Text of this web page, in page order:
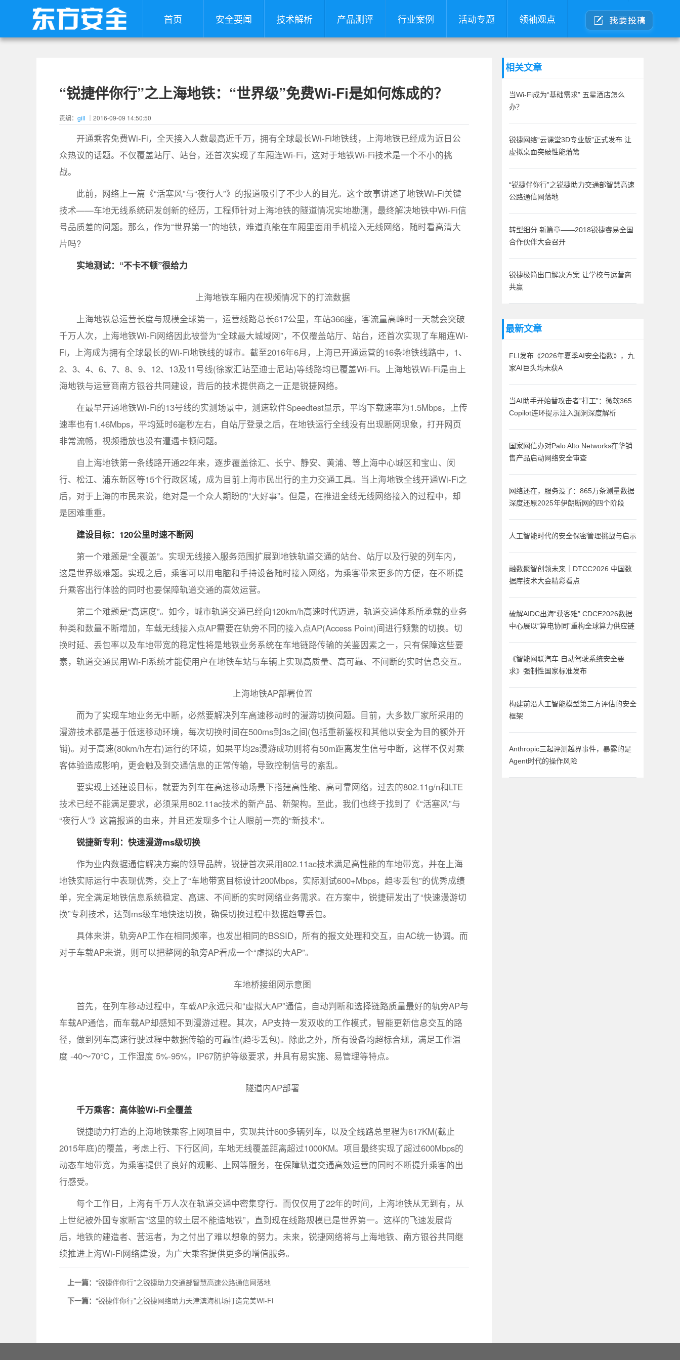
首页 安全要闻 技术解析 产品测评 行业案例 活动专题 领袖观点
“锐捷伴你行”之上海地铁：“世界级”免费Wi-Fi是如何炼成的？
责编： gill ｜2016-09-09 14:50:50
开通乘客免费Wi-Fi，全天接入人数最高近千万，拥有全球最长Wi-Fi地铁线，上海地铁已经成为近日公
众热议的话题。不仅覆盖站厅、站台，还首次实现了车厢连Wi-Fi，这对于地铁Wi-Fi技术是一个不小的挑
战。
此前，网络上一篇《“活塞风”与“夜行人”》的报道吸引了不少人的目光。这个故事讲述了地铁Wi-Fi关键
技术——车地无线系统研发创新的经历，工程师针对上海地铁的隧道情况实地勘测，最终解决地铁中Wi-Fi信
号品质差的问题。那么，作为“世界第一”的地铁，难道真能在车厢里面用手机接入无线网络，随时看高清大
片吗?
实地测试：“不卡不顿”很给力
上海地铁车厢内在视频情况下的打流数据
上海地铁总运营长度与规模全球第一，运营线路总长617公里，车站366座，客流量高峰时一天就会突破
千万人次，上海地铁Wi-Fi网络因此被誉为“全球最大城域网”，不仅覆盖站厅、站台，还首次实现了车厢连Wi-
Fi，上海成为拥有全球最长的Wi-Fi地铁线的城市。截至2016年6月，上海已开通运营的16条地铁线路中，1、
2、3、4、6、7、8、9、12、13及11号线(徐家汇站至迪士尼站)等线路均已覆盖Wi-Fi。上海地铁Wi-Fi是由上
海地铁与运营商南方银谷共同建设，背后的技术提供商之一正是锐捷网络。
在最早开通地铁Wi-Fi的13号线的实测场景中，测速软件Speedtest显示，平均下载速率为1.5Mbps，上传
速率也有1.46Mbps，平均延时6毫秒左右，自站厅登录之后，在地铁运行全线没有出现断网现象，打开网页
非常流畅，视频播放也没有遭遇卡顿问题。
自上海地铁第一条线路开通22年来，逐步覆盖徐汇、长宁、静安、黄浦、等上海中心城区和宝山、闵
行、松江、浦东新区等15个行政区域，成为目前上海市民出行的主力交通工具。当上海地铁全线开通Wi-Fi之
后，对于上海的市民来说，绝对是一个众人期盼的“大好事”。但是，在推进全线无线网络接入的过程中，却
是困难重重。
建设目标：120公里时速不断网
第一个难题是“全覆盖”。实现无线接入服务范围扩展到地铁轨道交通的站台、站厅以及行驶的列车内，
这是世界级难题。实现之后，乘客可以用电脑和手持设备随时接入网络，为乘客带来更多的方便，在不断提
升乘客出行体验的同时也要保障轨道交通的高效运营。
第二个难题是“高速度”。如今，城市轨道交通已经向120km/h高速时代迈进，轨道交通体系所承载的业务
种类和数量不断增加，车载无线接入点AP需要在轨旁不同的接入点AP(Access Point)间进行频繁的切换。切
换时延、丢包率以及车地带宽的稳定性将是地铁业务系统在车地链路传输的关鉴因素之一，只有保障这些要
素，轨道交通民用Wi-Fi系统才能使用户在地铁车站与车辆上实现高质量、高可靠、不间断的实时信息交互。
上海地铁AP部署位置
而为了实现车地业务无中断，必然要解决列车高速移动时的漫游切换问题。目前，大多数厂家所采用的
漫游技术都是基于低速移动环境，每次切换时间在500ms到3s之间(包括重新鉴权和其他以安全为目的额外开
销)。对于高速(80km/h左右)运行的环境，如果平均2s漫游成功则将有50m距离发生信号中断，这样不仅对乘
客体验造成影响，更会触及到交通信息的正常传输，导致控制信号的紊乱。
要实现上述建设目标，就要为列车在高速移动场景下搭建高性能、高可靠网络，过去的802.11g/n和LTE
技术已经不能满足要求，必须采用802.11ac技术的新产品、新架构。至此，我们也终于找到了《“活塞风”与
“夜行人”》这篇报道的由来，并且还发现多个让人眼前一亮的“新技术”。
锐捷新专利：快速漫游ms级切换
作为业内数据通信解决方案的领导品牌，锐捷首次采用802.11ac技术满足高性能的车地带宽，并在上海
地铁实际运行中表现优秀，交上了“车地带宽目标设计200Mbps，实际测试600+Mbps，趋零丢包”的优秀成绩
单，完全满足地铁信息系统稳定、高速、不间断的实时网络业务需求。在方案中，锐捷研发出了“快速漫游切
换”专利技术，达到ms级车地快速切换，确保切换过程中数据趋零丢包。
具体来讲，轨旁AP工作在相同频率，也发出相同的BSSID，所有的报文处理和交互，由AC统一协调。而
对于车载AP来说，则可以把整网的轨旁AP看成一个“虚拟的大AP”。
车地桥接组网示意图
首先，在列车移动过程中，车载AP永远只和“虚拟大AP”通信，自动判断和选择链路质量最好的轨旁AP与
车载AP通信，而车载AP却感知不到漫游过程。其次，AP支持一发双收的工作模式，智能更新信息交互的路
径，做到列车高速行驶过程中数据传输的可靠性(趋零丢包)。除此之外，所有设备均超标合规，满足工作温
度 -40～70℃，工作湿度 5%-95%，IP67防护等级要求，并具有易实施、易管理等特点。
隧道内AP部署
千万乘客：高体验Wi-Fi全覆盖
锐捷助力打造的上海地铁乘客上网项目中，实现共计600多辆列车，以及全线路总里程为617KM(截止
2015年底)的覆盖，考虑上行、下行区间，车地无线覆盖距离超过1000KM。项目最终实现了超过600Mbps的
动态车地带宽，为乘客提供了良好的观影、上网等服务，在保障轨道交通高效运营的同时不断提升乘客的出
行感受。
每个工作日，上海有千万人次在轨道交通中密集穿行。而仅仅用了22年的时间，上海地铁从无到有，从
上世纪被外国专家断言“这里的软土层不能造地铁”，直到现在线路规模已是世界第一。这样的飞速发展背
后，地铁的建造者、营运者，为之付出了难以想象的努力。未来，锐捷网络将与上海地铁、南方银谷共同继
续推进上海Wi-Fi网络建设，为广大乘客提供更多的增值服务。
上一篇：“锐捷伴你行”之锐捷助力交通部智慧高速公路通信网落地
下一篇：“锐捷伴你行”之锐捷网络助力天津滨海机场打造完美Wi-Fi
相关文章
当Wi-Fi成为“基础需求” 五星酒店怎么
办？
锐捷网络“云课堂3D专业版”正式发布 让
虚拟桌面突破性能藩篱
“锐捷伴你行”之锐捷助力交通部智慧高速
公路通信网落地
转型细分 新篇章——2018锐捷睿易全国
合作伙伴大会召开
锐捷极简出口解决方案 让学校与运营商
共赢
最新文章
FLI发布《2026年夏季AI安全指数》，九
家AI巨头均未获A
当AI助手开始替攻击者”打工”：微软365
Copilot连环提示注入漏洞深度解析
国家网信办对Palo Alto Networks在华销
售产品启动网络安全审查
网络还在，服务没了：865万条测量数据
深度还原2025年伊朗断网的四个阶段
人工智能时代的安全保密管理挑战与启示
融数聚智创领未来｜DTCC2026 中国数
据库技术大会精彩看点
破解AIDC出海“获客难” CDCE2026数据
中心展以“算电协同”重构全球算力供应链
《智能网联汽车 自动驾驶系统安全要
求》强制性国家标准发布
构建前沿人工智能模型第三方评估的安全
框架
Anthropic三起评测越界事件，暴露的是
Agent时代的操作风险